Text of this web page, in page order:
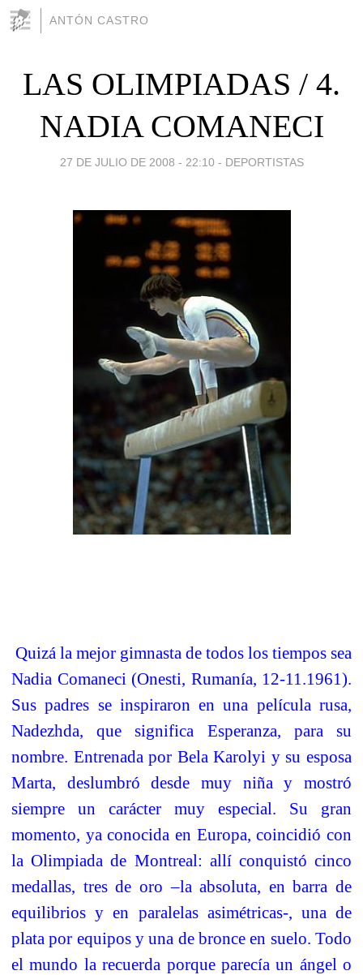
ANTÓN CASTRO
LAS OLIMPIADAS / 4.
NADIA COMANECI
27 DE JULIO DE 2008 - 22:10 - DEPORTISTAS
Quizá la mejor gimnasta de todos los tiempos sea
Nadia Comaneci (Onesti, Rumanía, 12-11.1961).
Sus padres se inspiraron en una película rusa,
Nadezhda, que significa Esperanza, para su
nombre. Entrenada por Bela Karolyi y su esposa
Marta, deslumbró desde muy niña y mostró
siempre un carácter muy especial. Su gran
momento, ya conocida en Europa, coincidió con
la Olimpiada de Montreal: allí conquistó cinco
medallas, tres de oro –la absoluta, en barra de
equilibrios y en paralelas asimétricas-, una de
plata por equipos y una de bronce en suelo. Todo
el mundo la recuerda porque parecía un ángel o